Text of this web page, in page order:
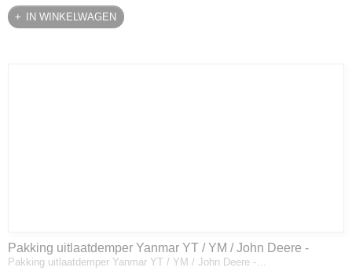
IN WINKELWAGEN
Pakking uitlaatdemper Yanmar YT / YM / John Deere -
128300-13230
Pakking uitlaatdemper Yanmar YT / YM / John Deere -…